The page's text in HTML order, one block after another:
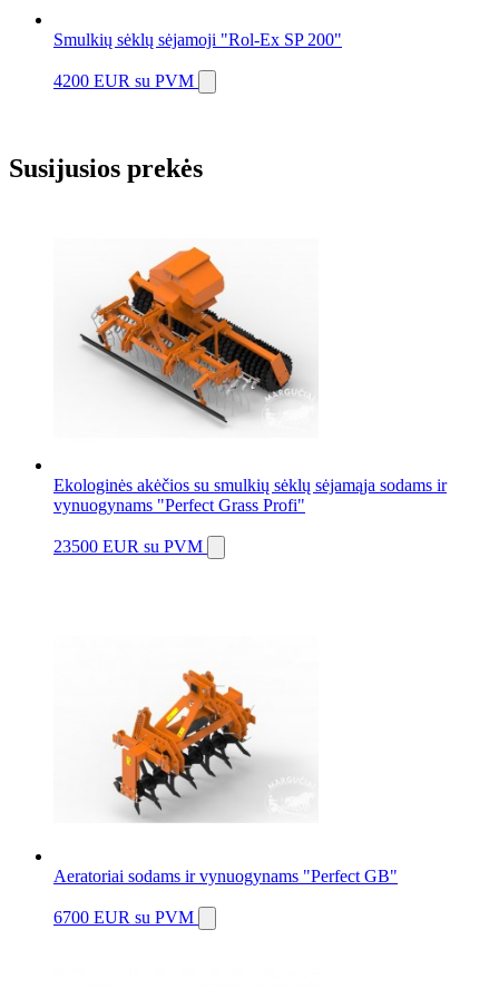
Smulkių sėklų sėjamoji "Rol-Ex SP 200"
4200 EUR su PVM
Susijusios prekės
Ekologinės akėčios su smulkių sėklų sėjamąja sodams ir
vynuogynams "Perfect Grass Profi"
23500 EUR su PVM
Aeratoriai sodams ir vynuogynams "Perfect GB"
6700 EUR su PVM